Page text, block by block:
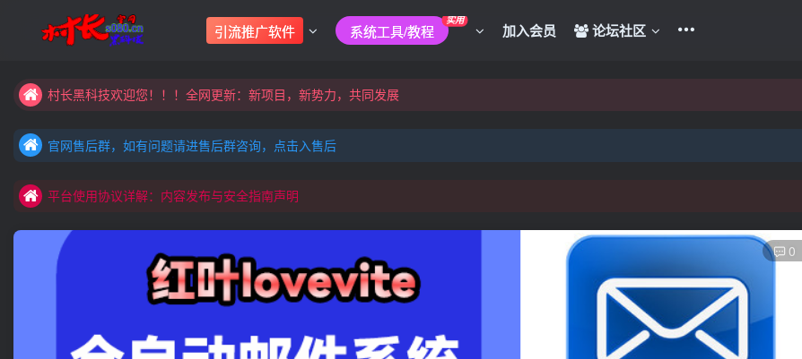
引流推广软件 系统工具/教程
实用
加入会员 论坛社区
村长黑科技欢迎您！！！全网更新：新项目，新势力，共同发展
村长黑科技欢迎您！！！全网更新：新项目，新势力，共同发展
官网售后群，如有问题请进售后群咨询，点击入售后
平台使用协议详解：内容发布与安全指南声明
0